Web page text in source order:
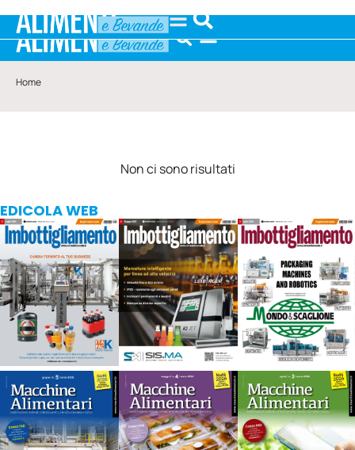
Home
Non ci sono risultati
EDICOLA WEB